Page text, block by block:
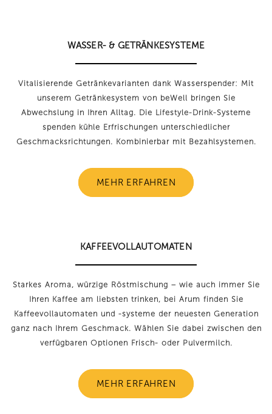
WASSER- & GETRÄNKESYSTEME
Vitalisierende Getränkevarianten dank Wasserspender: Mit
unserem Getränkesystem von beWell bringen Sie
Abwechslung in Ihren Alltag. Die Lifestyle-Drink-Systeme
spenden kühle Erfrischungen unterschiedlicher
Geschmacksrichtungen. Kombinierbar mit Bezahlsystemen.
MEHR ERFAHREN
KAFFEEVOLLAUTOMATEN
Starkes Aroma, würzige Röstmischung – wie auch immer Sie
Ihren Kaffee am liebsten trinken, bei Arum finden Sie
Kaffeevollautomaten und -systeme der neuesten Generation
ganz nach Ihrem Geschmack. Wählen Sie dabei zwischen den
verfügbaren Optionen Frisch- oder Pulvermilch.
MEHR ERFAHREN